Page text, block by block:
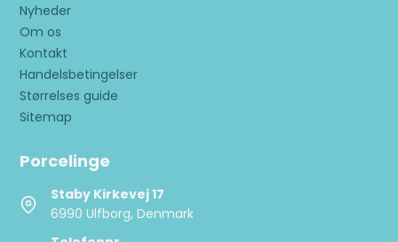
Nyheder
Om os
Kontakt
Handelsbetingelser
Størrelses guide
Sitemap
Porcelinge
Staby Kirkevej 17
6990 Ulfborg, Denmark